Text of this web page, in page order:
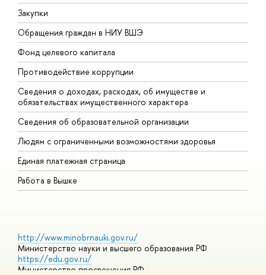
Закупки
Обращения граждан в НИУ ВШЭ
Фонд целевого капитала
Противодействие коррупции
Сведения о доходах, расходах, об имуществе и
обязательствах имущественного характера
Сведения об образовательной организации
Людям с ограниченными возможностями здоровья
Единая платежная страница
Работа в Вышке
http://www.minobrnauki.gov.ru/
Министерство науки и высшего образования РФ
https://edu.gov.ru/
Министерство просвещения РФ